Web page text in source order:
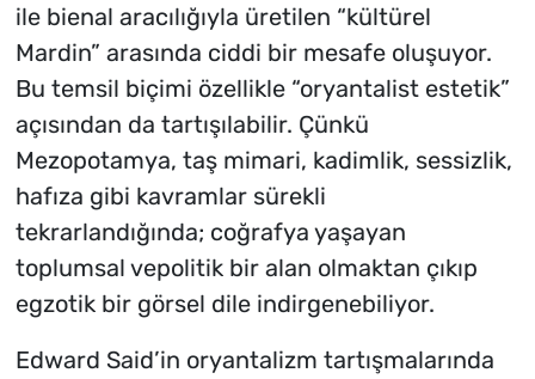
ile bienal aracılığıyla üretilen “kültürel
Mardin” arasında ciddi bir mesafe oluşuyor.
Bu temsil biçimi özellikle “oryantalist estetik”
açısından da tartışılabilir. Çünkü
Mezopotamya, taş mimari, kadimlik, sessizlik,
hafıza gibi kavramlar sürekli
tekrarlandığında; coğrafya yaşayan
toplumsal vepolitik bir alan olmaktan çıkıp
egzotik bir görsel dile indirgenebiliyor.
Edward Said’in oryantalizm tartışmalarında